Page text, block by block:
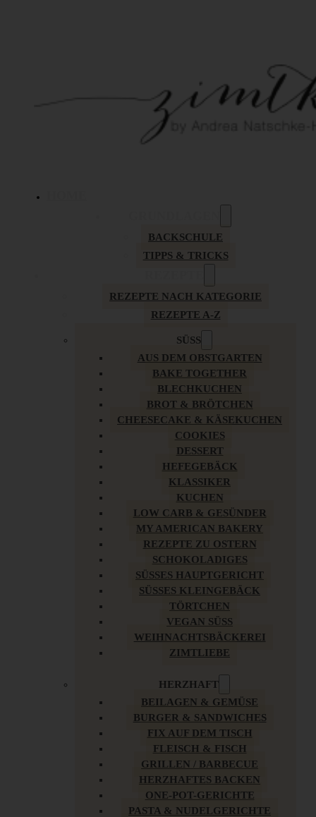
BACKSCHULE
TIPPS & TRICKS
REZEPTE NACH KATEGORIE
REZEPTE A-Z
SÜSS
AUS DEM OBSTGARTEN
BAKE TOGETHER
BLECHKUCHEN
BROT & BRÖTCHEN
CHEESECAKE & KÄSEKUCHEN
COOKIES
DESSERT
HEFEGEBÄCK
KLASSIKER
KUCHEN
LOW CARB & GESÜNDER
MY AMERICAN BAKERY
REZEPTE ZU OSTERN
SCHOKOLADIGES
SÜSSES HAUPTGERICHT
SÜSSES KLEINGEBÄCK
TÖRTCHEN
VEGAN SÜSS
WEIHNACHTSBÄCKEREI
ZIMTLIEBE
HERZHAFT
BEILAGEN & GEMÜSE
BURGER & SANDWICHES
FIX AUF DEM TISCH
FLEISCH & FISCH
GRILLEN / BARBECUE
HERZHAFTES BACKEN
ONE-POT-GERICHTE
PASTA & NUDELGERICHTE